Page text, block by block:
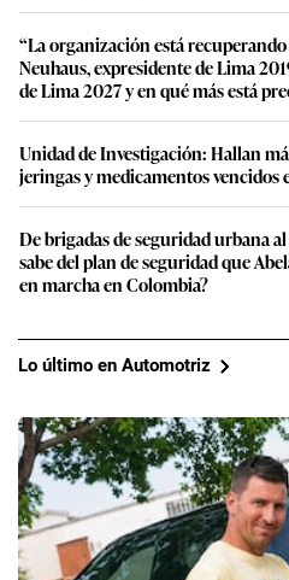
“La organización está
Neuhaus, expresidente de Lima
de Lima 2027 y en qué más está
Unidad de Investigación: Hallan
jeringas y medicamentos vencidos
De brigadas de seguridad urbana
sabe del plan de seguridad que
en marcha en Colombia?
Lo último en Automotriz